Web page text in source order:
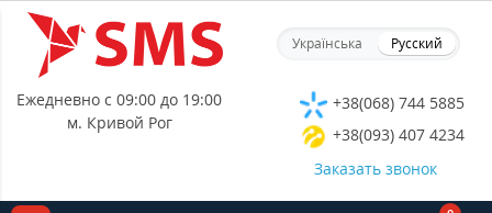
Українська Русский
Ежедневно с 09:00 до 19:00
м. Кривой Рог
+38(068) 744 5885
+38(093) 407 4234
Заказать звонок